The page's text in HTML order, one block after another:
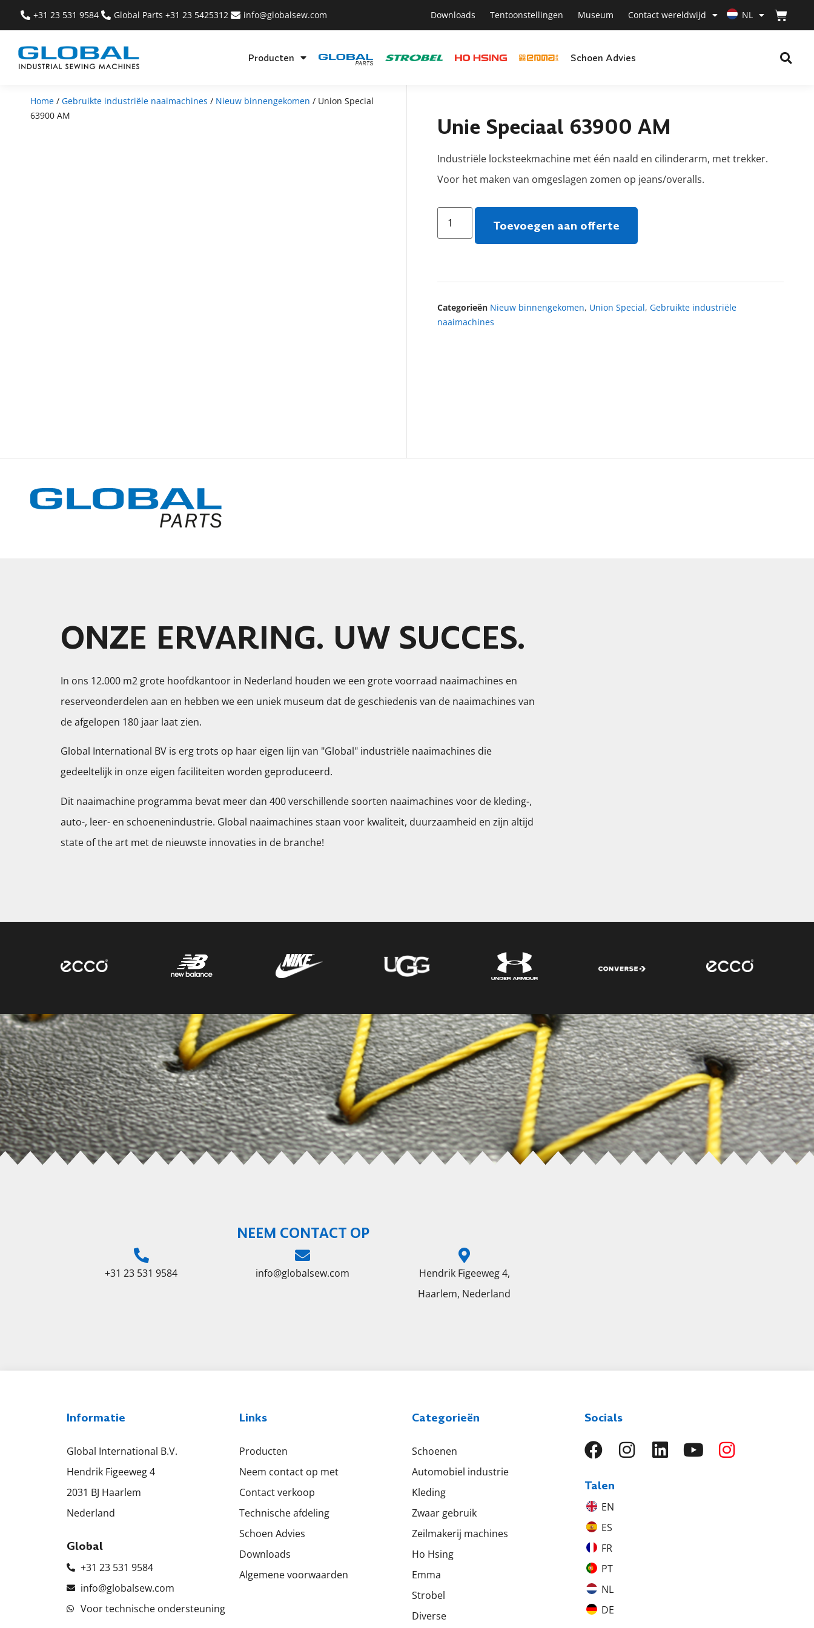
+31 23 531 9584 Global Parts +31 23 5425312 info@globalsew.com Downloads Tentoonstellingen Museum Contact wereldwijd NL
Producten Schoen Advies
Home / Gebruikte industriële naaimachines / Nieuw binnengekomen / Union Special
63900 AM
Unie Speciaal 63900 AM
Industriële locksteekmachine met één naald en cilinderarm, met trekker.
Voor het maken van omgeslagen zomen op jeans/overalls.
Toevoegen aan offerte
Categorieën Nieuw binnengekomen, Union Special, Gebruikte industriële
naaimachines
ONZE ERVARING. UW SUCCES.
In ons 12.000 m2 grote hoofdkantoor in Nederland houden we een grote voorraad naaimachines en
reserveonderdelen aan en hebben we een uniek museum dat de geschiedenis van de naaimachines van
de afgelopen 180 jaar laat zien.
Global International BV is erg trots op haar eigen lijn van "Global" industriële naaimachines die
gedeeltelijk in onze eigen faciliteiten worden geproduceerd.
Dit naaimachine programma bevat meer dan 400 verschillende soorten naaimachines voor de kleding-,
auto-, leer- en schoenenindustrie. Global naaimachines staan voor kwaliteit, duurzaamheid en zijn altijd
state of the art met de nieuwste innovaties in de branche!
NEEM CONTACT OP
+31 23 531 9584 info@globalsew.com
Hendrik Figeeweg 4,
Haarlem, Nederland
Informatie
Global International B.V.
Hendrik Figeeweg 4
2031 BJ Haarlem
Nederland
Global
+31 23 531 9584
info@globalsew.com
Voor technische ondersteuning
Links
Producten
Neem contact op met
Contact verkoop
Technische afdeling
Schoen Advies
Downloads
Algemene voorwaarden
Categorieën
Schoenen
Automobiel industrie
Kleding
Zwaar gebruik
Zeilmakerij machines
Ho Hsing
Emma
Strobel
Diverse
Socials
Talen
EN
ES
FR
PT
NL
DE